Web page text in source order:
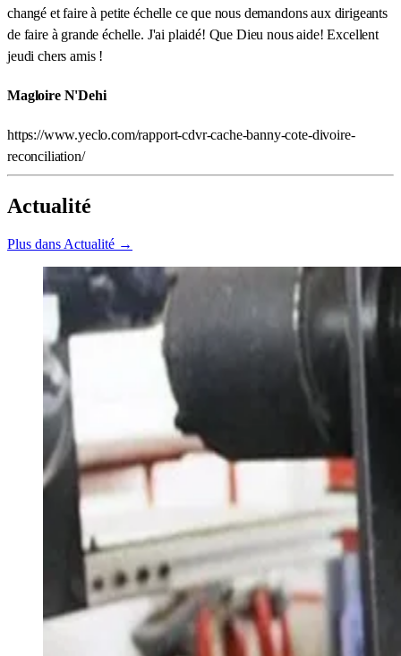
changé et faire à petite échelle ce que nous demandons aux dirigeants
de faire à grande échelle. J'ai plaidé! Que Dieu nous aide! Excellent
jeudi chers amis !
Magloire N'Dehi
https://www.yeclo.com/rapport-cdvr-cache-banny-cote-divoire-
reconciliation/
Actualité
Plus dans Actualité →